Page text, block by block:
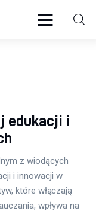
edukacji i
z wiodących
i innowacji w
które włączają
wpływa na